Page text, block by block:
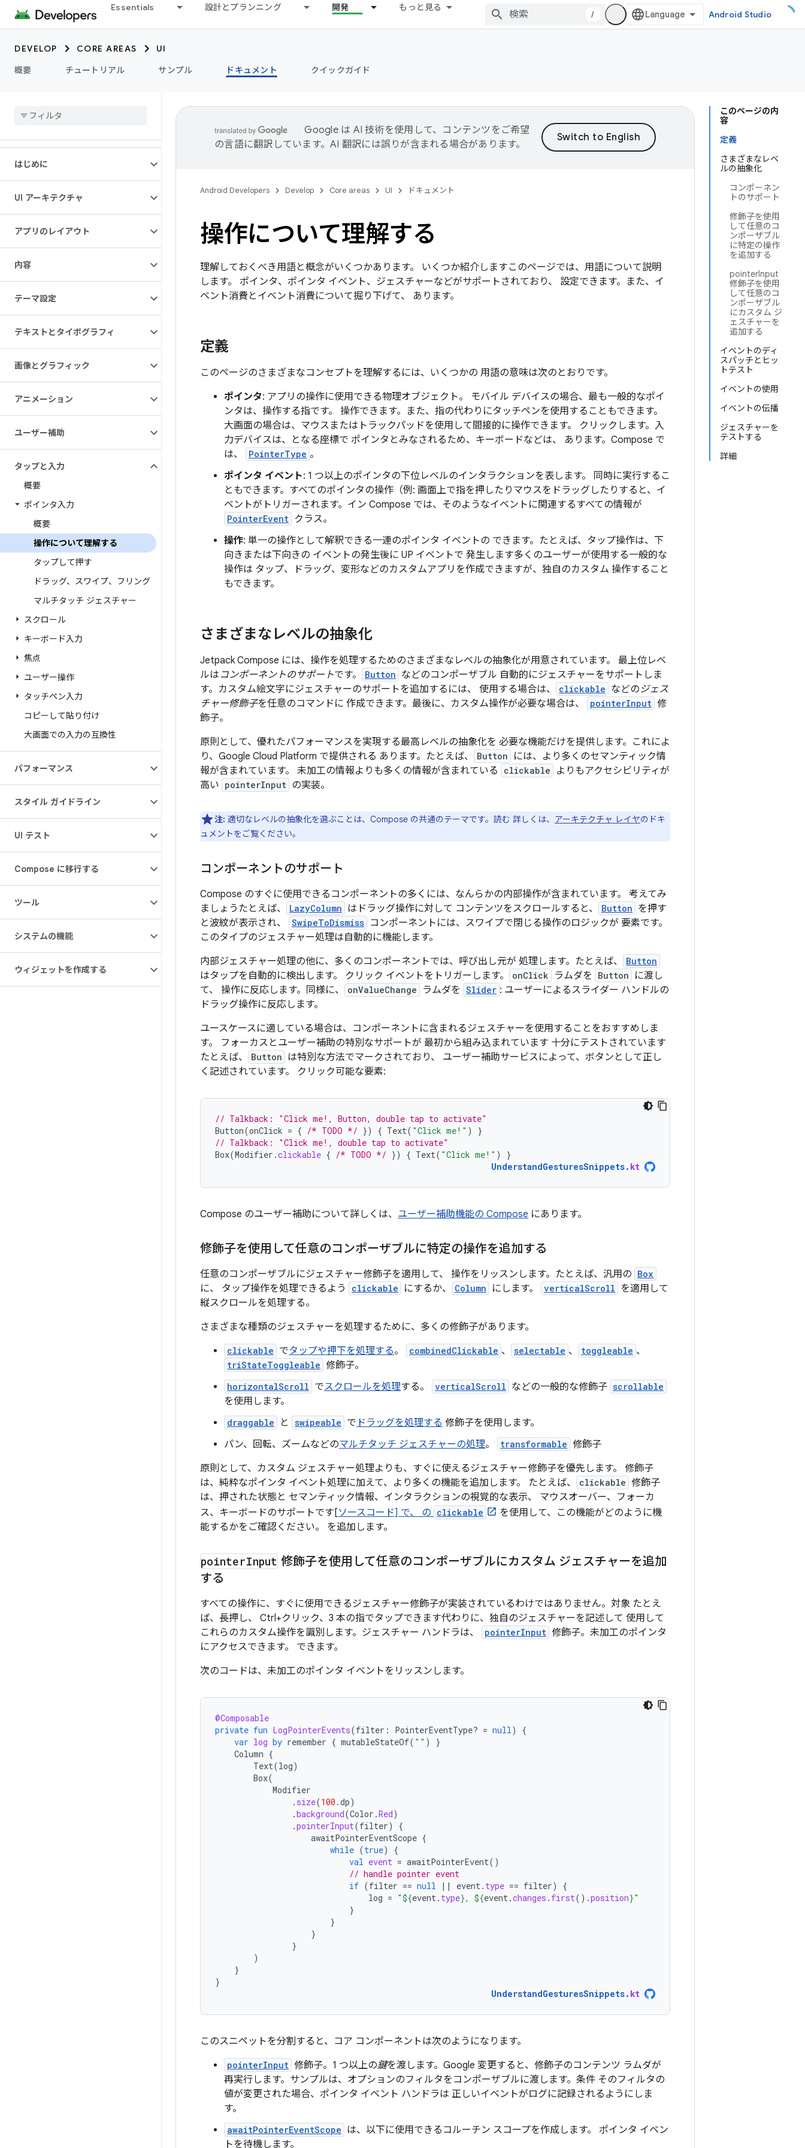
Essentials 設計とプランニング 開発 もっと見る
/ Android Studio
DEVELOP CORE AREAS
UI
概要
チュートリアル サンプル ドキュメント クイックガイド
はじめに
UI アーキテクチャ
アプリのレイアウト
内容
テーマ設定
テキストとタイポグラフィ
画像とグラフィック
アニメーション
ユーザー補助
タップと入力
概要
ポインタ入力
概要
操作について理解する
タップして押す
ドラッグ、スワイプ、フリング
マルチタッチ ジェスチャー
スクロール
キーボード入力
焦点
ユーザー操作
タッチペン入力
コピーして貼り付け
大画面での入力の互換性
パフォーマンス
スタイル ガイドライン
UI テスト
Compose に移行する
ツール
システムの機能
ウィジェットを作成する
このページの内
容
定義
さまざまなレベ
ルの抽象化
コンポーネン
トのサポート
修飾子を使用
して任意のコ
ンポーザブル
に特定の操作
を追加する
pointerInput
修飾子を使用
して任意のコ
ンポーザブル
にカスタム ジ
ェスチャーを
追加する
イベントのディ
スパッチとヒッ
トテスト
イベントの使用
イベントの伝播
ジェスチャーを
テストする
詳細
Google は AI 技術を使用して、コンテンツをご希望
の言語に翻訳しています。AI 翻訳には誤りが含まれる場合があります。
Android Developers Develop Core areas UI ドキュメント
操作について理解する
理解しておくべき用語と概念がいくつかあります。 いくつか紹介しますこのページでは、用語について説明
します。 ポインタ、ポインタ イベント、ジェスチャーなどがサポートされており、 設定できます。また、イ
ベント消費とイベント消費について掘り下げて、 あります。
定義
このページのさまざまなコンセプトを理解するには、いくつかの 用語の意味は次のとおりです。
ポインタ: アプリの操作に使用できる物理オブジェクト。 モバイル デバイスの場合、最も一般的なポイ
ンタは、操作する指です。 操作できます。また、指の代わりにタッチペンを使用することもできます。
大画面の場合は、マウスまたはトラックパッドを使用して間接的に操作できます。 クリックします。入
力デバイスは、となる座標で ポインタとみなされるため、キーボードなどは、 あります。Compose で
は、
PointerType 。
ポインタ イベント: 1 つ以上のポインタの下位レベルのインタラクションを表します。 同時に実行するこ
ともできます。すべてのポインタの操作（例: 画面上で指を押したりマウスをドラッグしたりすると、イ
ベントがトリガーされます。イン Compose では、そのようなイベントに関連するすべての情報が
PointerEvent クラス。
操作: 単一の操作として解釈できる一連のポインタ イベントの できます。たとえば、タップ操作は、下
向きまたは下向きの イベントの発生後に UP イベントで 発生します多くのユーザーが使用する一般的な
操作は タップ、ドラッグ、変形などのカスタムアプリを作成できますが、独自のカスタム 操作すること
もできます。
さまざまなレベルの抽象化
Jetpack Compose には、操作を処理するためのさまざまなレベルの抽象化が用意されています。 最上位レベ
ルは コンポーネントのサポートです。 Button などのコンポーザブル 自動的にジェスチャーをサポートしま
す。カスタム絵文字にジェスチャーのサポートを追加するには、 使用する場合は、
clickable などのジェス
チャー修飾子を任意のコマンドに 作成できます。最後に、カスタム操作が必要な場合は、 pointerInput 修
飾子。
原則として、優れたパフォーマンスを実現する最高レベルの抽象化を 必要な機能だけを提供します。これによ
り、Google Cloud Platform で提供される あります。たとえば、
Button
には、より多くのセマンティック情
報が含まれています。 未加工の情報よりも多くの情報が含まれている
clickable
よりもアクセシビリティが
高い pointerInput の実装。
注: 適切なレベルの抽象化を選ぶことは、Compose の共通のテーマです。読む 詳しくは、 アーキテクチャ レイヤのドキ
ュメントをご覧ください。
コンポーネントのサポート
Compose のすぐに使用できるコンポーネントの多くには、なんらかの内部操作が含まれています。 考えてみ
ましょうたとえば、
LazyColumn はドラッグ操作に対して コンテンツをスクロールすると、 Button を押す
と波紋が表示され、
SwipeToDismiss コンポーネントには、スワイプで閉じる操作のロジックが 要素です。
このタイプのジェスチャー処理は自動的に機能します。
内部ジェスチャー処理の他に、多くのコンポーネントでは、呼び出し元が 処理します。たとえば、
Button
はタップを自動的に検出します。 クリック イベントをトリガーします。 onClick ラムダを Button
に渡し
て、 操作に反応します。同様に、
onValueChange ラムダを Slider : ユーザーによるスライダー ハンドルの
ドラッグ操作に反応します。
ユースケースに適している場合は、コンポーネントに含まれるジェスチャーを使用することをおすすめしま
す。 フォーカスとユーザー補助の特別なサポートが 最初から組み込まれています 十分にテストされています
たとえば、
Button は特別な方法でマークされており、 ユーザー補助サービスによって、ボタンとして正し
く記述されています。 クリック可能な要素:
// Talkback: "Click me!, Button, double tap to activate"
Button(onClick = { /* TODO */ }) { Text( "Click me!" )
}
// Talkback: "Click me!, double tap to activate"
Box(Modifier .clickable { /* TODO */ }) { Text( "Click me!" )
}
UnderstandGesturesSnippets. kt
Compose のユーザー補助について詳しくは、 ユーザー補助機能の Compose にあります。
修飾子を使用して任意のコンポーザブルに特定の操作を追加する
任意のコンポーザブルにジェスチャー修飾子を適用して、 操作をリッスンします。たとえば、汎用の Box
に、 タップ操作を処理できるよう clickable にするか、 Column にします。 verticalScroll を適用して
縦スクロールを処理する。
さまざまな種類のジェスチャーを処理するために、多くの修飾子があります。
clickable でタップや押下を処理する。 combinedClickable 、 selectable 、 toggleable 、
triStateToggleable 修飾子。
horizontalScroll でスクロールを処理する。 verticalScroll などの一般的な修飾子 scrollable
を使用します。
draggable と swipeable で ドラッグを処理する 修飾子を使用します。
パン、回転、ズームなどのマルチタッチ ジェスチャーの処理。 transformable 修飾子
原則として、カスタム ジェスチャー処理よりも、すぐに使えるジェスチャー修飾子を優先します。 修飾子
は、純粋なポインタ イベント処理に加えて、より多くの機能を追加します。 たとえば、
clickable 修飾子
は、押された状態と セマンティック情報、インタラクションの視覚的な表示、 マウスオーバー、フォーカ
ス、キーボードのサポートです[ソースコード] で、 の clickable
を使用して、この機能がどのように機
能するかをご確認ください。 を追加します。
pointerInput 修飾子を使用して任意のコンポーザブルにカスタム ジェスチャーを追加
する
すべての操作に、すぐに使用できるジェスチャー修飾子が実装されているわけではありません。対象 たとえ
ば、長押し、 Ctrl+クリック、3 本の指でタップできます代わりに、独自のジェスチャーを記述して 使用して
これらのカスタム操作を識別します。ジェスチャー ハンドラは、
pointerInput 修飾子。未加工のポインタ
にアクセスできます。 できます。
次のコードは、未加工のポインタ イベントをリッスンします。
@Composable
private fun LogPointerEvents(filter : PointerEventType? = null)
{
var log by remember { mutableStateOf( "" )
}
Column {
Text(log)
Box(
Modifier
. size(100.dp)
.background(Color .Red)
.pointerInput(filter)
{
awaitPointerEventScope {
while (true)
{
val event = awaitPointerEvent()
// handle pointer event
if (filter == null || event. type == filter)
{
log = "${event. type}, ${event.changes . first().position}"
}
}
}
}
)
}
}
UnderstandGesturesSnippets. kt
このスニペットを分割すると、コア コンポーネントは次のようになります。
pointerInput 修飾子。1 つ以上の鍵を渡します。Google 変更すると、修飾子のコンテンツ ラムダが
再実行します。サンプルは、オプションのフィルタをコンポーザブルに渡します。条件 そのフィルタの
値が変更された場合、ポインタ イベント ハンドラは 正しいイベントがログに記録されるようにしま
す。
awaitPointerEventScope は、以下に使用できるコルーチン スコープを作成します。 ポインタ イベン
トを待機します。